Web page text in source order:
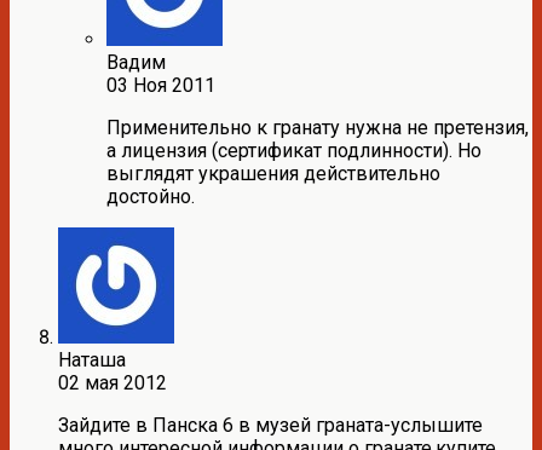
Вадим
03 Ноя 2011
Применительно к гранату нужна не претензия,
а лицензия (сертификат подлинности). Но
выглядят украшения действительно
достойно.
Наташа
02 мая 2012
Зайдите в Панска 6 в музей граната-услышите